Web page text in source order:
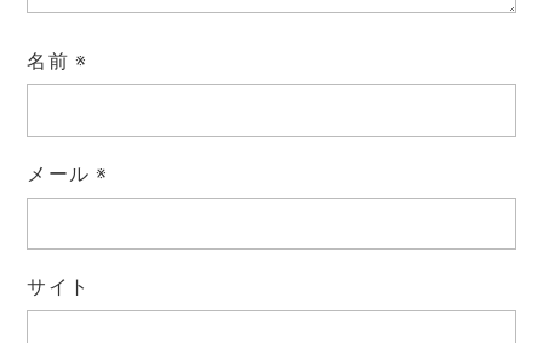
名前 ※
メール ※
サイト